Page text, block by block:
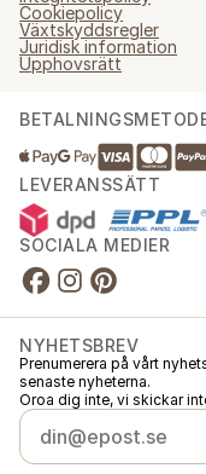
Cookiepolicy
Växtskyddsregler
Juridisk information
Upphovsrätt
LEVERANSSÄTT
SOCIALA MEDIER
NYHETSBREV
Prenumerera på vårt
senaste nyheterna.
Oroa dig inte, vi skickar